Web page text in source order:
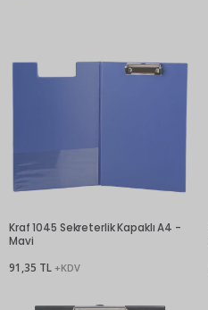
Kraf 1045 Sekreterlik Kapaklı A4 -
Mavi
91,35 TL +KDV